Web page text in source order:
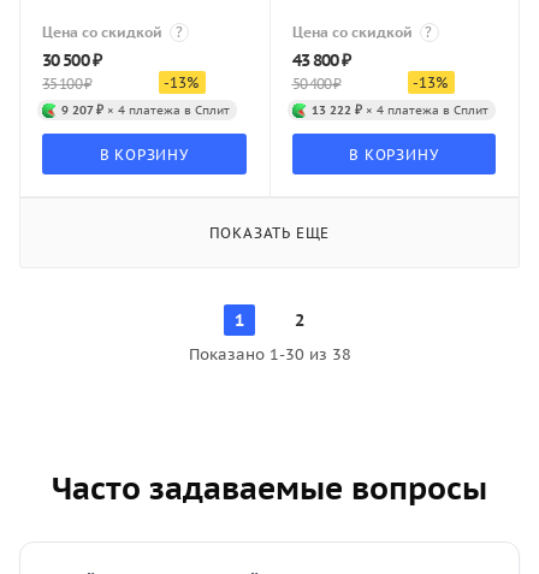
Цена со скидкой ?
30 500₽
35 100₽ -13%
9 207 ₽ × 4 платежа в Сплит
В КОРЗИНУ
Цена со скидкой ?
43 800₽
50 400₽ -13%
13 222 ₽× 4 платежа в Сплит
В КОРЗИНУ
ПОКАЗАТЬ ЕЩЕ
1 2
Показано 1-30 из 38
Часто задаваемые вопросы